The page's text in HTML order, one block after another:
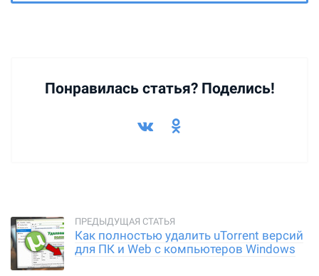
Понравилась статья? Поделись!
Как полностью удалить uTorrent версий
для ПК и Web с компьютеров Windows